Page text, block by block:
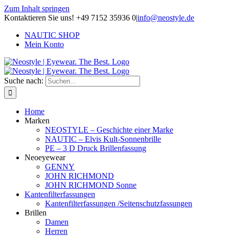
Zum Inhalt springen
Kontaktieren Sie uns! +49 7152 35936 0|info@neostyle.de
NAUTIC SHOP
Mein Konto
Suche nach:
Home
Marken
NEOSTYLE – Geschichte einer Marke
NAUTIC – Elvis Kult-Sonnenbrille
PE – 3 D Druck Brillenfassung
Neoeyewear
GENNY
JOHN RICHMOND
JOHN RICHMOND Sonne
Kantenfilterfassungen
Kantenfilterfassungen /Seitenschutzfassungen
Brillen
Damen
Herren